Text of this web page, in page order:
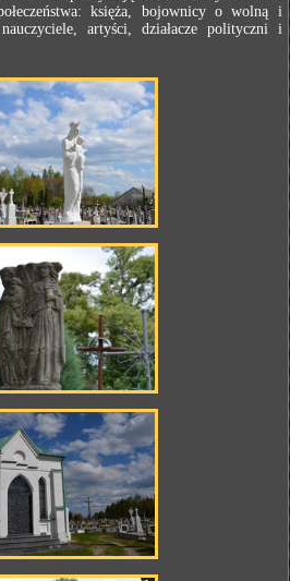
księża, bojownicy o wolną i
artyści, działacze polityczni i